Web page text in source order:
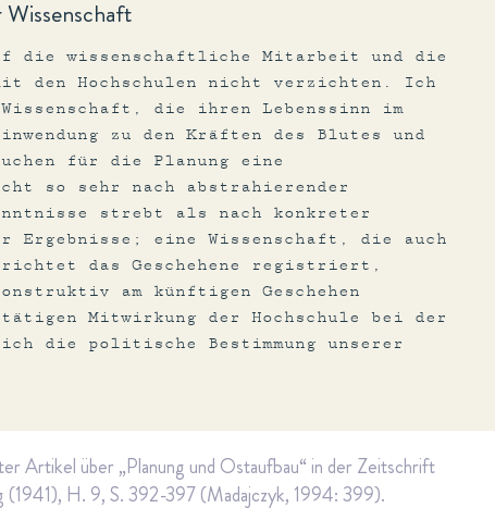
die wissenschaftliche Mitarbeit und die
den Hochschulen nicht verzichten. Ich
die ihren Lebenssinn im
zu den Kräften des Blutes und
für die Planung eine
so sehr nach abstrahierender
strebt als nach konkreter
Ergebnisse; eine Wissenschaft, die auch
das Geschehene registriert,
am künftigen Geschehen
Mitwirkung der Hochschule bei der
die politische Bestimmung unserer
Artikel über „Planung und Ostaufbau“ in der Zeitschrift
(1941), H. 9, S. 392-397 (Madajczyk, 1994: 399).